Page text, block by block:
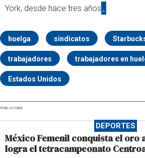
York, desde hace tres años .
huelga sindicatos
trabajadores trabajadores en
Estados Unidos
PUBLICIDAD
DEPORTES
México Femenil conquista el oro
logra el tetracampeonato